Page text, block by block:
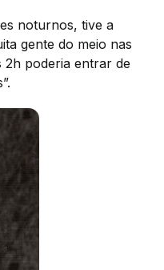
noturnos, tive a
gente do meio nas
2h poderia entrar de